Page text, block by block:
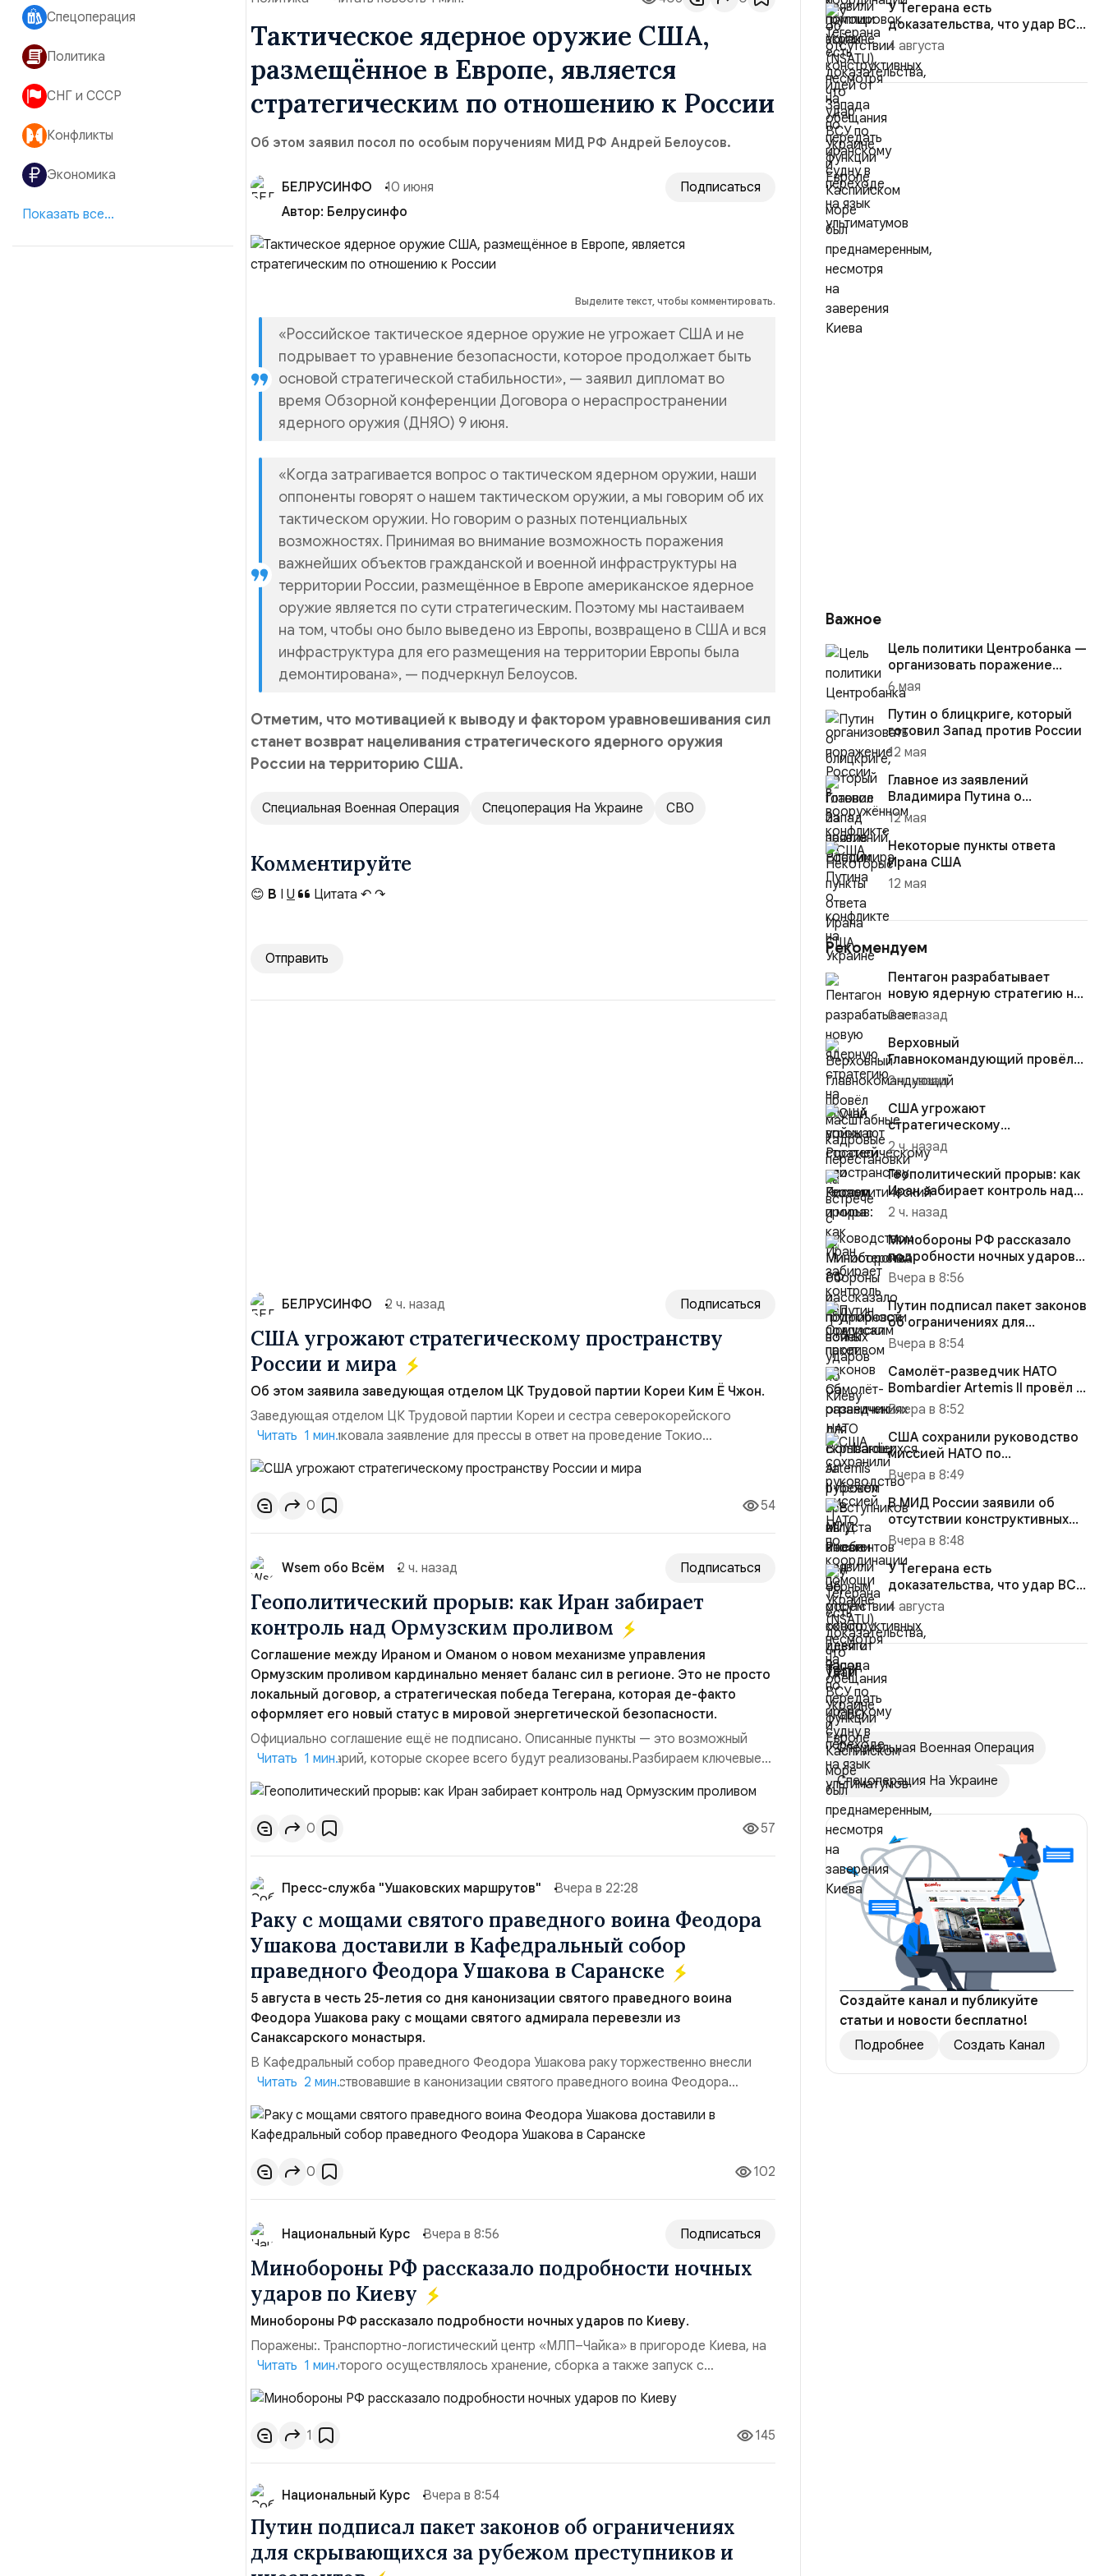
Спецоперация
Политика
СНГ и СССР
Конфликты
Экономика
Показать все...
Тактическое ядерное оружие США,
размещённое в Европе, является
стратегическим по отношению к России
Об этом заявил посол по особым поручениям МИД РФ Андрей Белоусов.
БЕЛРУСИНФО 10 июня
Подписаться
Автор: Белрусинфо
Выделите текст, чтобы комментировать.
«Российское тактическое ядерное оружие не угрожает США и не
подрывает то уравнение безопасности, которое продолжает быть
основой стратегической стабильности», — заявил дипломат во
время Обзорной конференции Договора о нераспространении
ядерного оружия (ДНЯО) 9 июня.
«Когда затрагивается вопрос о тактическом ядерном оружии, наши
оппоненты говорят о нашем тактическом оружии, а мы говорим об их
тактическом оружии. Но говорим о разных потенциальных
возможностях. Принимая во внимание возможность поражения
важнейших объектов гражданской и военной инфраструктуры на
территории России, размещённое в Европе американское ядерное
оружие является по сути стратегическим. Поэтому мы настаиваем
на том, чтобы оно было выведено из Европы, возвращено в США и вся
инфраструктура для его размещения на территории Европы была
демонтирована», — подчеркнул Белоусов.
Отметим, что мотивацией к выводу и фактором уравновешивания сил
станет возврат нацеливания стратегического ядерного оружия
России на территорию США.
Специальная Военная Операция Спецоперация На Украине СВО
Комментируйте
😊 B I U Цитата ↶ ↷
Отправить
БЕЛРУСИНФО 2 ч. назад Подписаться
США угрожают стратегическому пространству
России и мира
Об этом заявила заведующая отделом ЦК Трудовой партии Кореи Ким Ё Чжон.
Заведующая отделом ЦК Трудовой партии Кореи и сестра северокорейского
лидера опубликовала заявление для прессы в ответ на проведение Токио
совместных с флотом США запусков крылатых ракет Томагавк.«Япония отбросила
обманчивую видимость „исключительно оборонительной страны“ и выносит вопрос
о собственном ядерном вооружении на всеобщее обозрение, одновреме...
Читать 1 мин.
0 54
Wsem обо Всём 2 ч. назад Подписаться
Геополитический прорыв: как Иран забирает
контроль над Ормузским проливом
Соглашение между Ираном и Оманом о новом механизме управления
Ормузским проливом кардинально меняет баланс сил в регионе. Это не просто
локальный договор, а стратегическая победа Тегерана, которая де-факто
оформляет его новый статус в мировой энергетической безопасности.
Официально соглашение ещё не подписано. Описанные пункты — это возможный
рабочий сценарий, которые скорее всего будут реализованы.Разбираем ключевые
тезисы и последствия этого соглашения:. 1. Новые доли контроля (75 на 25). Было:
Ранее Иран и Оман контролировали пролив на паритетных началах — 50/50. Стало:
Новое соглашение закрепляет за Ираном...
Читать 1 мин.
0 57
Пресс-служба "Ушаковских маршрутов" Вчера в 22:28
Раку с мощами святого праведного воина Феодора
Ушакова доставили в Кафедральный собор
праведного Феодора Ушакова в Саранске
5 августа в честь 25-летия со дня канонизации святого праведного воина
Феодора Ушакова раку с мощами святого адмирала перевезли из
Санаксарского монастыря.
В Кафедральный собор праведного Феодора Ушакова раку торжественно внесли
адмиралы, участвовавшие в канонизации святого праведного воина Феодора
Ушакова 25 лет назад:Адмирал Владимир Прокофьевич Валуев, командующий
Балтийским флотом ВМФ России (2001–2006 гг.);Адмирал Владимир Петрович
Комоедов, командующий Черноморским флотом ВМФ России (1998–2002 г...
Читать 2 мин.
0 102
Национальный Курс Вчера в 8:56 Подписаться
Минобороны РФ рассказало подробности ночных
ударов по Киеву
Минобороны РФ рассказало подробности ночных ударов по Киеву.
Поражены:. Транспортно-логистический центр «МЛП–Чайка» в пригороде Киева, на
территории которого осуществлялось хранение, сборка а также запуск с
прилегающего полевого аэродром «Чайка» дальнобойных БПЛА ВСУ; Складские
помещения «Транс-Логистик» в Оболонском районе г. Киев, использовавшиеся для
хранения военного имущества ВСУ; Сортировочны...
Читать 1 мин.
1 145
Национальный Курс Вчера в 8:54
Путин подписал пакет законов об ограничениях
для скрывающихся за рубежом преступников и
У Тегерана есть
доказательства, что удар ВСУ
по иранско...
4 августа
Важное
Цель политики Центробанка —
организовать поражение
России в вооружённом
конфликте с США
6 мая
Путин о блицкриге, который
готовил Запад против России
12 мая
Главное из заявлений
Владимира Путина о
конфликте на Украине
12 мая
Некоторые пункты ответа
Ирана США
12 мая
Рекомендуем
Пентагон разрабатывает
новую ядерную стратегию на
случай войны с Россией или...
2 ч. назад
Верховный
Главнокомандующий провёл
масштабные кадровые
перестановки на встре...
2 ч. назад
США угрожают
стратегическому
пространству России и мира
2 ч. назад
Геополитический прорыв: как
Иран забирает контроль над
Ормузским проливом
2 ч. назад
Минобороны РФ рассказало
подробности ночных ударов
по Киеву
Вчера в 8:56
Путин подписал пакет законов
об ограничениях для
скрывающихся за рубежом
пре...
Вчера в 8:54
Самолёт-разведчик НАТО
Bombardier Artemis II провёл 3
августа в небе над Чёр...
Вчера в 8:52
США сохранили руководство
миссией НАТО по
координации помощи Украине
(NSATU)...
Вчера в 8:49
В МИД России заявили об
отсутствии конструктивных
идей от Запада по Украине ...
Вчера в 8:48
У Тегерана есть
доказательства, что удар ВСУ
по иранскому судну в
Каспийском...
4 августа
Теги
СВО
Специальная Военная Операция
Спецоперация На Украине
Создайте канал и публикуйте
статьи и новости бесплатно!
Подробнее
Создать Канал